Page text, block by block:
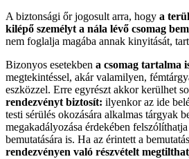
A biztonsági őr jogosult arra, hogy a
kilépő személyt a nála lévő csomag
nem foglalja magába annak kinyitását,
Bizonyos esetekben a csomag tartalma
megtekintéssel, akár valamilyen,
eszközzel. Erre egyrészt akkor kerülhet
rendezvényt biztosít: ilyenkor az ide
testi sérülés okozására alkalmas tárgyak
megakadályozása érdekében
bemutatására is. Ha az érintett a
rendezvényen való részvételt